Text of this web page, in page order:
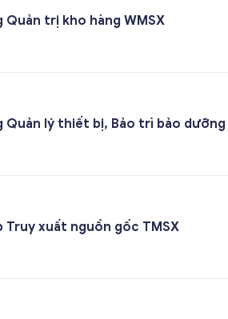
Quản trị kho hàng WMSX
Quản lý thiết bị, Bảo trì bảo dưỡng
Truy xuất nguồn gốc TMSX